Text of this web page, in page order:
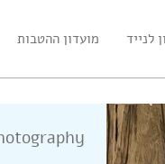
לנייד מועדון ההטבות